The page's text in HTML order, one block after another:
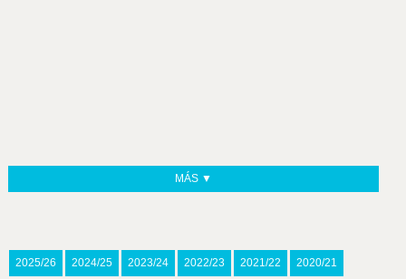
MÁS ▼
2025/26 2024/25 2023/24 2022/23 2021/22 2020/21